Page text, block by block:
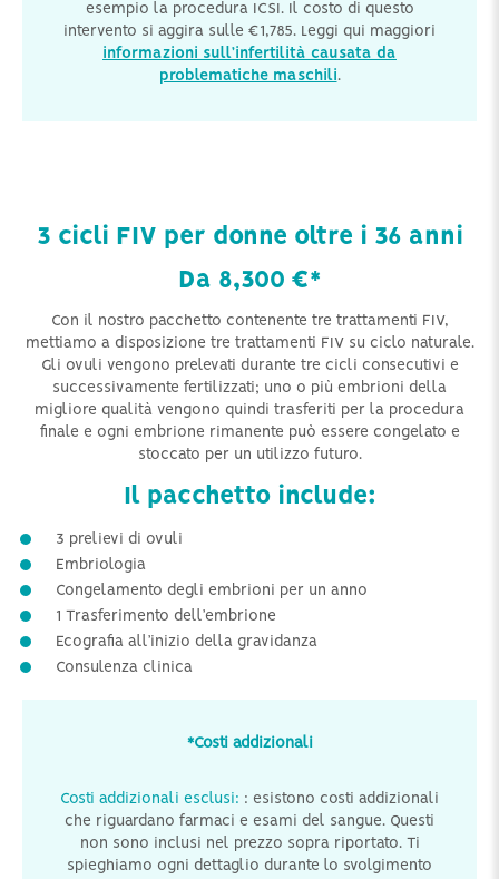
esempio la procedura ICSI. Il costo di questo
intervento si aggira sulle €1,785. Leggi qui maggiori
informazioni sull’infertilità causata da
problematiche maschili.
3 cicli FIV per donne oltre i 36 anni
Da 8,300 €*
Con il nostro pacchetto contenente tre trattamenti FIV,
mettiamo a disposizione tre trattamenti FIV su ciclo naturale.
Gli ovuli vengono prelevati durante tre cicli consecutivi e
successivamente fertilizzati; uno o più embrioni della
migliore qualità vengono quindi trasferiti per la procedura
finale e ogni embrione rimanente può essere congelato e
stoccato per un utilizzo futuro.
Il pacchetto include:
3 prelievi di ovuli
Embriologia
Congelamento degli embrioni per un anno
1 Trasferimento dell’embrione
Ecografia all’inizio della gravidanza
Consulenza clinica
*Costi addizionali
Costi addizionali esclusi: : esistono costi addizionali
che riguardano farmaci e esami del sangue. Questi
non sono inclusi nel prezzo sopra riportato. Ti
spieghiamo ogni dettaglio durante lo svolgimento